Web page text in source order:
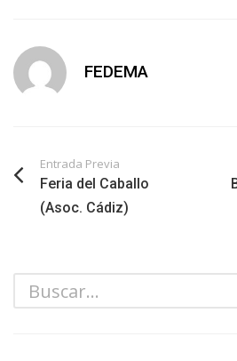
FEDEMA
Entrada Previa
Feria del Caballo
(Asoc. Cádiz)